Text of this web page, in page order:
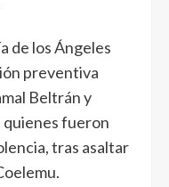
de los Ángeles
preventiva
Beltrán y
quienes fueron
tras asaltar